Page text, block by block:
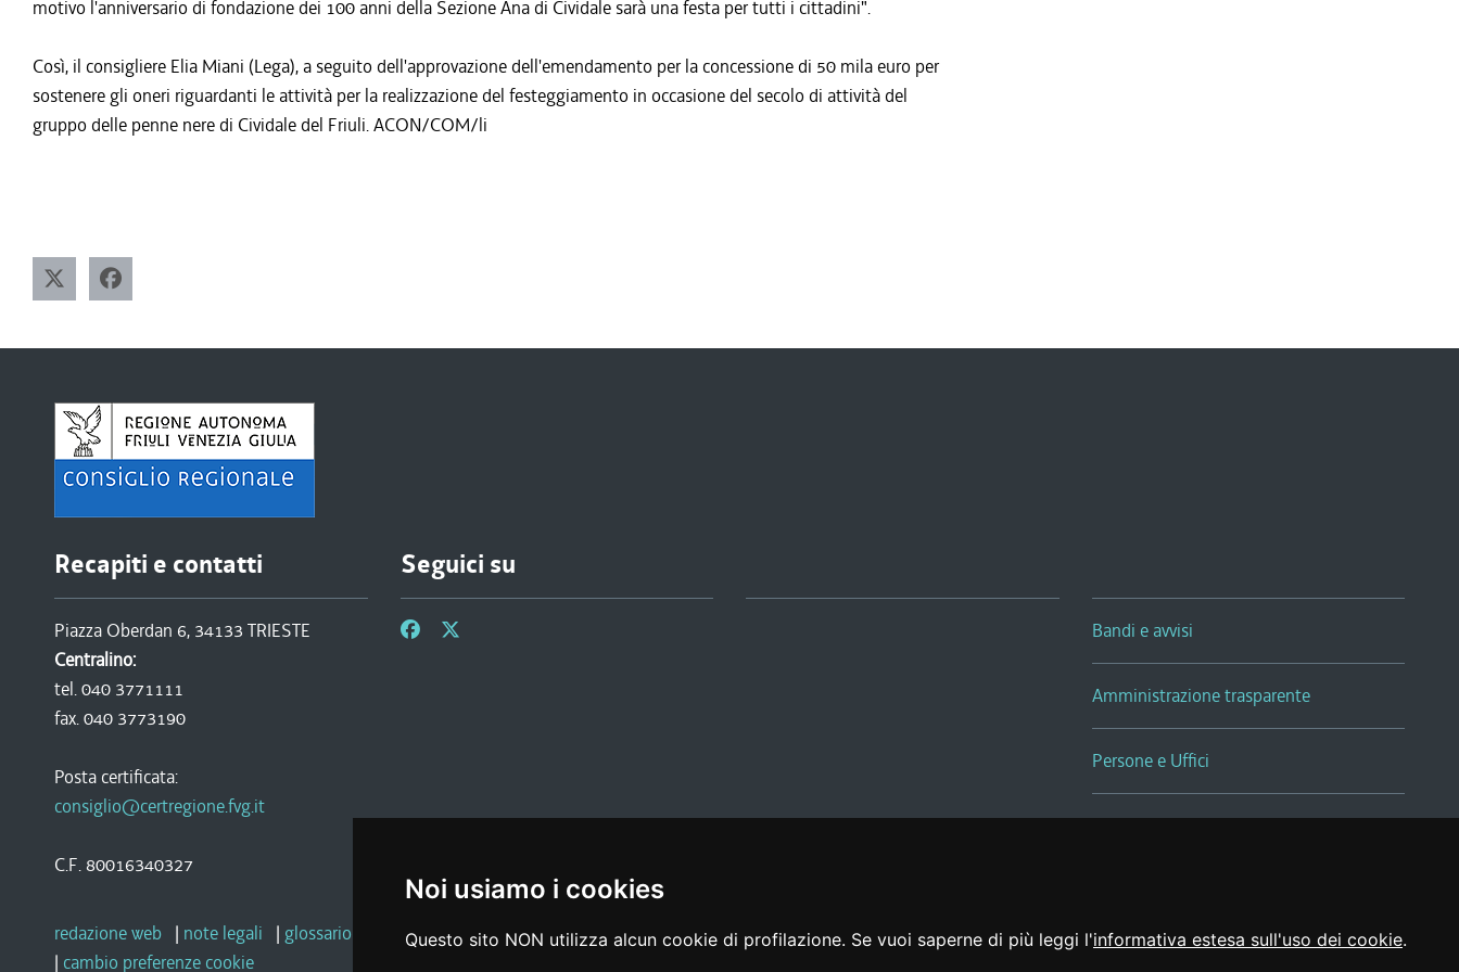
Noi usiamo i cookies
Questo sito NON utilizza alcun cookie di profilazione. Se vuoi saperne di più leggi l'informativa estesa sull'uso dei cookie.
motivo l'anniversario di fondazione dei 100 anni della Sezione Ana di Cividale sarà una festa per tutti i cittadini".
Così, il consigliere Elia Miani (Lega), a seguito dell'approvazione dell'emendamento per la concessione di 50 mila euro per
sostenere gli oneri riguardanti le attività per la realizzazione del festeggiamento in occasione del secolo di attività del
gruppo delle penne nere di Cividale del Friuli. ACON/COM/li
Recapiti e contatti
Piazza Oberdan 6, 34133 TRIESTE
Centralino:
tel. 040 3771111
fax. 040 3773190
Posta certificata:
consiglio@certregione.fvg.it
C.F. 80016340327
Seguici su
Bandi e avvisi
Amministrazione trasparente
Persone e Uffici
Sala Tiziano Tessitori
redazione web | note legali | glossario privacy |social media policy | dichiarazione di accessibilità | feedback
| cambio preferenze cookie
Realizzato da